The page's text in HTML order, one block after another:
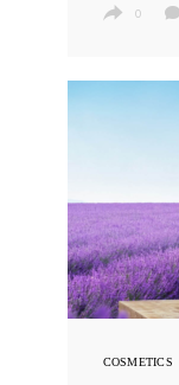
0
COSMETICS